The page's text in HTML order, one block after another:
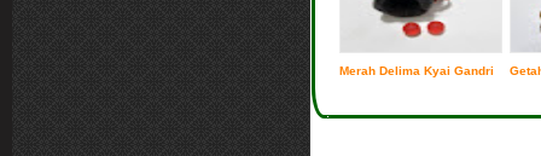
Merah Delima Kyai Gandri